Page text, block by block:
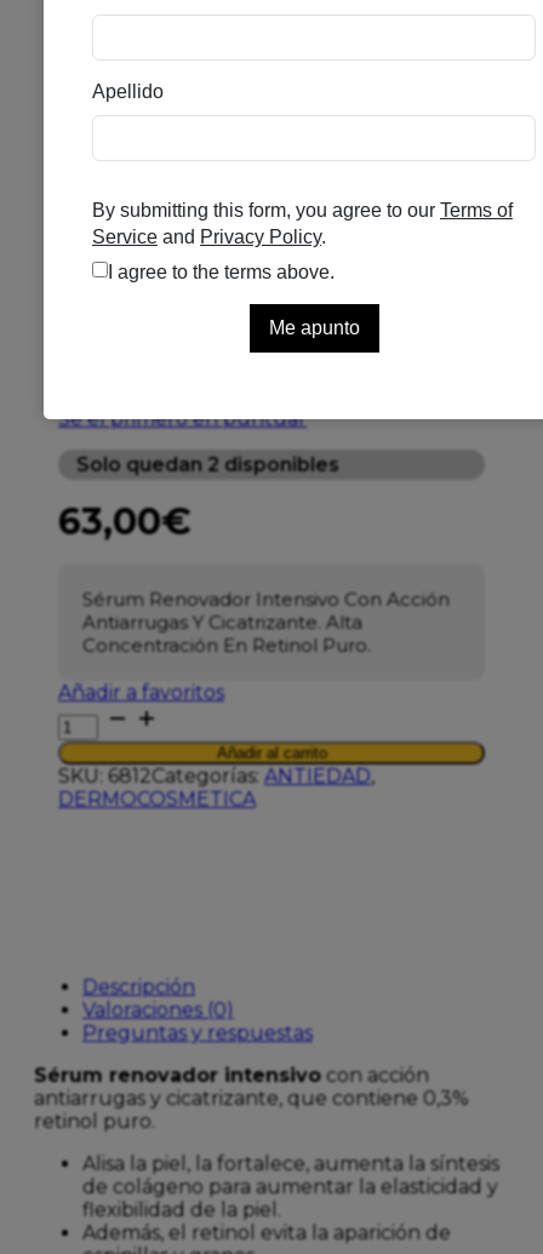
ESTHEDERM RETINOL
SUERO 15ML
Se el primero en puntuar
Solo quedan 2 disponibles
63,00€
Sérum Renovador Intensivo Con Acción
Antiarrugas Y Cicatrizante. Alta
Concentración En Retinol Puro.
Añadir a favoritos
ESTHEDERM
RETINOL
SUERO
15ML
cantidad
Añadir al carrito
SKU: 6812Categorías: ANTIEDAD,
DERMOCOSMETICA
Descripción
Valoraciones (0)
Preguntas y respuestas
Sérum renovador intensivo con acción
antiarrugas y cicatrizante, que contiene 0,3%
retinol puro.
Alisa la piel, la fortalece, aumenta la síntesis
de colágeno para aumentar la elasticidad y
flexibilidad de la piel.
Además, el retinol evita la aparición de